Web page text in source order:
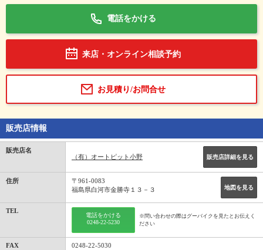
電話をかける
来店・オンライン相談予約
お見積り/お問合せ
販売店情報
販売店名
（有）オートピット小野
販売店詳細を見る
住所
地図を見る
〒961-0083
福島県白河市金勝寺１３－３
TEL
電話をかける
0248-22-5230
※問い合わせの際はグーバイクを見たとお伝えく
ださい
FAX 0248-22-5030